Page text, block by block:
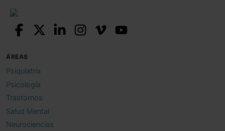
ÁREAS
Psiquiatría
Psicología
Trastornos
Salud Mental
Neurociencias